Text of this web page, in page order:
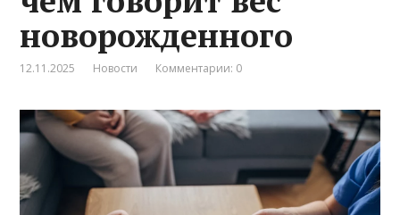
новорожденного
12.11.2025 Новости Комментарии: 0